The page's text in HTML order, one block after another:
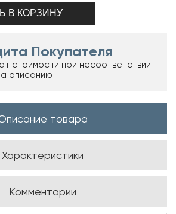
Покупателя
стоимости при несоответствии
описанию
товара
Характеристики
Комментарии